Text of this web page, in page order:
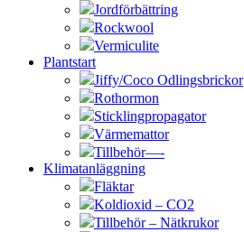
Jordförbättring
Rockwool
Vermiculite
Plantstart
Jiffy/Coco Odlingsbrickor
Rothormon
Sticklingpropagator
Värmemattor
Tillbehör—-
Klimatanläggning
Fläktar
Koldioxid – CO2
Tillbehör – Nätkrukor